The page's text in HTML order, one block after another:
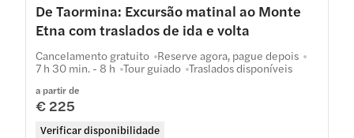
De Taormina: Excursão matinal ao Monte
Etna com traslados de ida e volta
a partir de
€ 225
Verificar disponibilidade
Cancelamento gratuito Reserve agora, pague depois
7 h 30 min. - 8 h Tour guiado Traslados disponíveis